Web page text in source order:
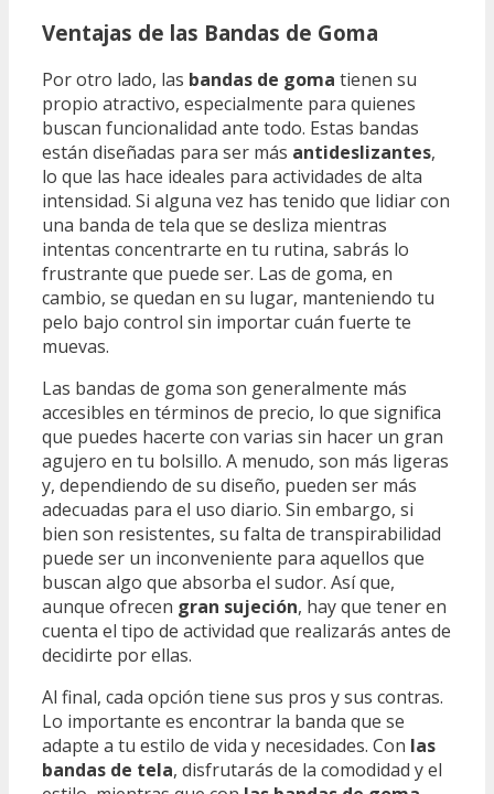
Ventajas de las Bandas de Goma
Por otro lado, las bandas de goma tienen su
propio atractivo, especialmente para quienes
buscan funcionalidad ante todo. Estas bandas
están diseñadas para ser más antideslizantes,
lo que las hace ideales para actividades de alta
intensidad. Si alguna vez has tenido que lidiar con
una banda de tela que se desliza mientras
intentas concentrarte en tu rutina, sabrás lo
frustrante que puede ser. Las de goma, en
cambio, se quedan en su lugar, manteniendo tu
pelo bajo control sin importar cuán fuerte te
muevas.
Las bandas de goma son generalmente más
accesibles en términos de precio, lo que significa
que puedes hacerte con varias sin hacer un gran
agujero en tu bolsillo. A menudo, son más ligeras
y, dependiendo de su diseño, pueden ser más
adecuadas para el uso diario. Sin embargo, si
bien son resistentes, su falta de transpirabilidad
puede ser un inconveniente para aquellos que
buscan algo que absorba el sudor. Así que,
aunque ofrecen gran sujeción, hay que tener en
cuenta el tipo de actividad que realizarás antes de
decidirte por ellas.
Al final, cada opción tiene sus pros y sus contras.
Lo importante es encontrar la banda que se
adapte a tu estilo de vida y necesidades. Con las
bandas de tela, disfrutarás de la comodidad y el